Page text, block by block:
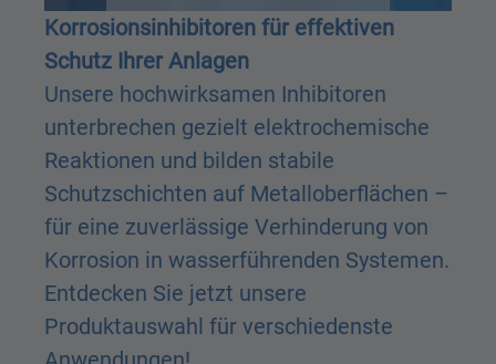
Korrosionsinhibitoren für effektiven
Schutz Ihrer Anlagen
Unsere hochwirksamen Inhibitoren
unterbrechen gezielt elektrochemische
Reaktionen und bilden stabile
Schutzschichten auf Metalloberflächen –
für eine zuverlässige Verhinderung von
Korrosion in wasserführenden Systemen.
Entdecken Sie jetzt unsere
Produktauswahl für verschiedenste